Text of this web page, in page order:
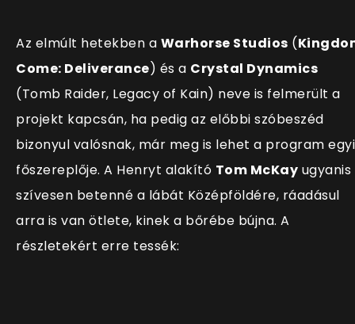
Az elmúlt hetekben a Warhorse Studios (
Come: Deliverance) és a Crystal Dynamics
(Tomb Raider, Legacy of Kain) neve is felmerült a
projekt kapcsán, ha pedig az előbbi szóbeszéd
bizonyul valósnak, már meg is lehet a program
főszereplője. A Henryt alakító Tom McKay ugyanis
szívesen betenné a lábát Középföldére, ráadásul
arra is van ötlete, kinek a bőrébe bújna. A
részletekért erre tessék: